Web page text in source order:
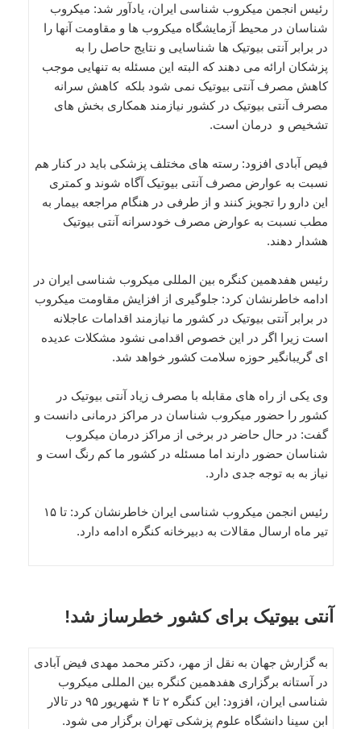
رئیس انجمن میکروب شناسی ایران، یادآور شد: میکروب
شناسان در محیط آزمایشگاه میکروب ها و مقاومت آنها را
در برابر آنتی بیوتیک ها شناسایی و نتایج حاصل را به
پزشکان ارائه می دهند که البته این مسئله به تنهایی موجب
کاهش مصرف آنتی بیوتیک نمی شود بلکه کاهش سرانه
مصرف آنتی بیوتیک در کشور نیازمند همکاری بخش های
تشخیص و درمان است.
فیص آبادی افزود: رسته های مختلف پزشکی باید در کنار هم
نسبت به عوارض مصرف آنتی بیوتیک آگاه شوند و کمتری
این دارو را تجویز کنند و از طرفی در هنگام مراجعه بیمار به
مطب نسبت به عوارض مصرف خودسرانه آنتی بیوتیک
هشدار دهند.
رئیس هفدهمین کنگره بین المللی میکروب شناسی ایران در
ادامه خاطرنشان کرد: جلوگیری از افزایش مقاومت میکروب
در برابر آنتی بیوتیک در کشور ما نیازمند اقدامات عاجلانه
است زیرا اگر در این خصوص اقدامی نشود مشکلات عدیده
ای گریبانگیر حوزه سلامت کشور خواهد شد.
وی یکی از راه های مقابله با مصرف زیاد آنتی بیوتیک در
کشور را حضور میکروب شناسان در مراکز درمانی دانست و
گفت: در حال حاضر در برخی از مراکز درمان میکروب
شناسان حضور دارند اما مسئله در کشور ما کم رنگ است و
نیاز به به توجه جدی دارد.
رئیس انجمن میکروب شناسی ایران خاطرنشان کرد: تا ۱۵
تیر ماه ارسال مقالات به دبیرخانه کنگره ادامه دارد.
آنتی بیوتیک برای کشور خطرساز شد!
به گزارش جهان به نقل از مهر، دکتر محمد مهدی فیض آبادی
در آستانه برگزاری هفدهمین کنگره بین المللی میکروب
شناسی ایران، افزود: این کنگره ۲ تا ۴ شهریور ۹۵ در تالار
ابن سینا دانشگاه علوم پزشکی تهران برگزار می شود.